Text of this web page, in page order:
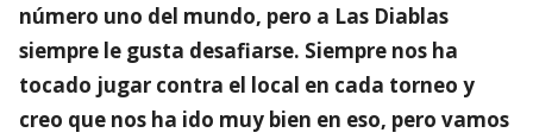
número uno del mundo, pero a Las Diablas
siempre le gusta desafiarse. Siempre nos ha
tocado jugar contra el local en cada torneo y
creo que nos ha ido muy bien en eso, pero vamos